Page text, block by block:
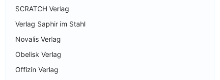
SCRATCH Verlag
Verlag Saphir im Stahl
Novalis Verlag
Obelisk Verlag
Offizin Verlag